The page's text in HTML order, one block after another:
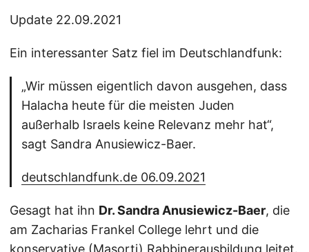
Update 22.09.2021
Ein interessanter Satz fiel im Deutschlandfunk:
„Wir müssen eigentlich davon ausgehen, dass
Halacha heute für die meisten Juden
außerhalb Israels keine Relevanz mehr hat“,
sagt Sandra Anusiewicz-Baer.
deutschlandfunk.de 06.09.2021
Gesagt hat ihn Dr. Sandra Anusiewicz-Baer, die
am Zacharias Frankel College lehrt und die
konservative (Masorti) Rabbinerausbildung leitet.